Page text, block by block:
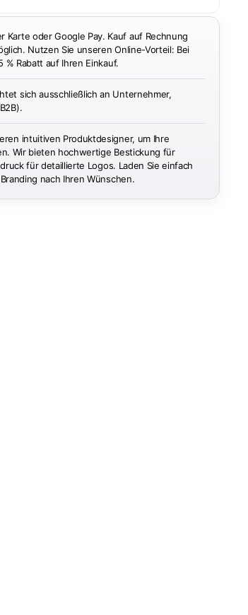
Karte oder Google Pay. Kauf auf Rechnung
Nutzen Sie unseren Online-Vorteil: Bei
Rabatt auf Ihren Einkauf.
sich ausschließlich an Unternehmer,
intuitiven Produktdesigner, um Ihre
Wir bieten hochwertige Bestickung für
für detaillierte Logos. Laden Sie einfach
nach Ihren Wünschen.